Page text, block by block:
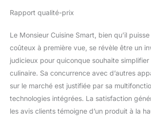
Rapport qualité-prix
Le Monsieur Cuisine Smart, bien qu’il
coûteux à première vue, se révèle être un
judicieux pour quiconque souhaite
culinaire. Sa concurrence avec d’autres
sur le marché est justifiée par sa
technologies intégrées. La satisfaction
les avis clients témoigne d’un produit à la